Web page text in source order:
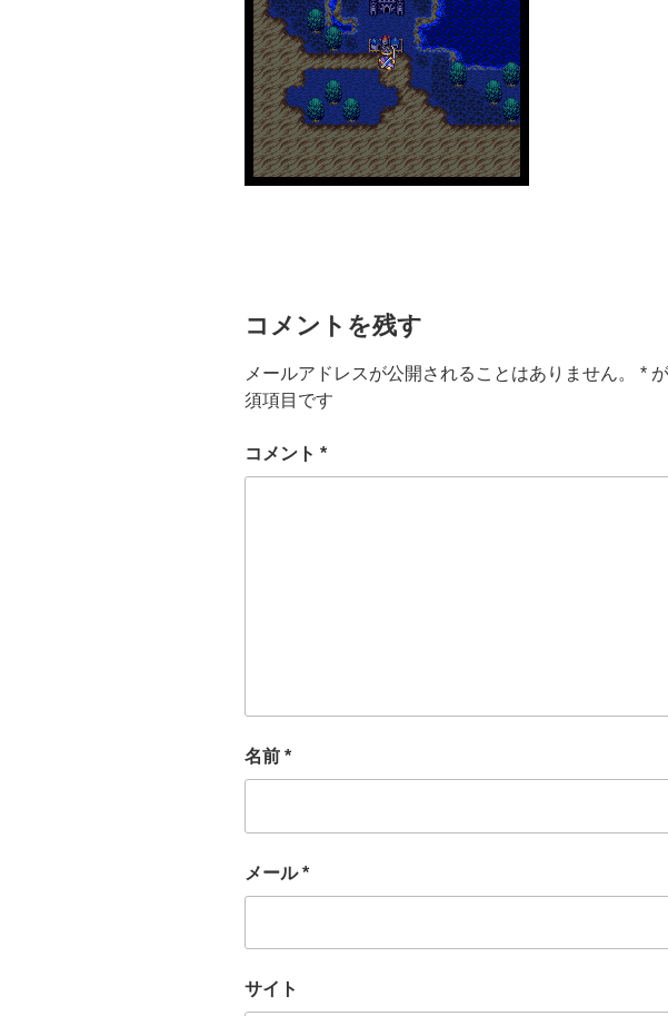
コメントを残す
メールアドレスが公開されることはありません。 *
須項目です
コメント *
名前 *
メール*
サイト